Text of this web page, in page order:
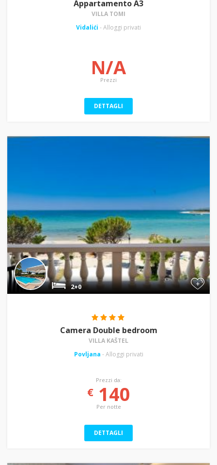
Appartamento A3
VILLA TOMI
Vidalići - Alloggi privati
N/A
Prezzi
DETTAGLI
+
2+0
Camera Double bedroom
VILLA KAŠTEL
Povljana - Alloggi privati
Prezzi da:
€140
Per notte
DETTAGLI